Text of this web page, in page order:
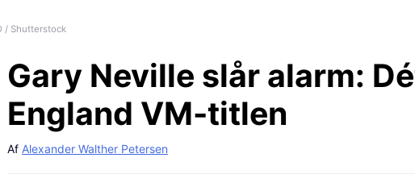
/ Shutterstock
Gary Neville slår alarm:
England VM-titlen
Af Alexander Walther Petersen